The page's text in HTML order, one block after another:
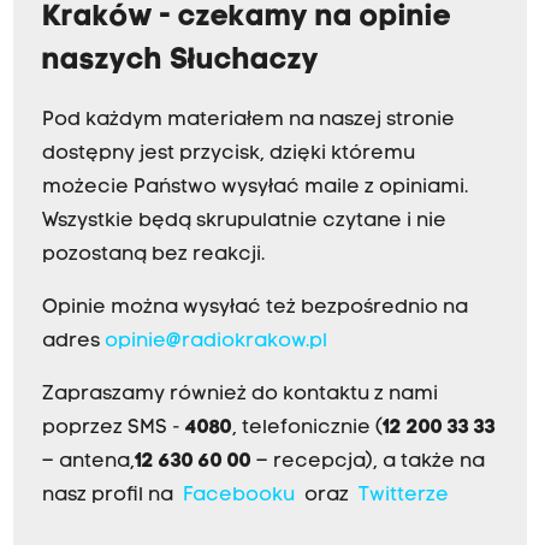
Kraków - czekamy na opinie
naszych Słuchaczy
Pod każdym materiałem na naszej stronie
dostępny jest przycisk, dzięki któremu
możecie Państwo wysyłać maile z opiniami.
Wszystkie będą skrupulatnie czytane i nie
pozostaną bez reakcji.
Opinie można wysyłać też bezpośrednio na
adres opinie@radiokrakow.pl
Zapraszamy również do kontaktu z nami
poprzez SMS - 4080, telefonicznie (12 200 33 33
– antena,12 630 60 00 – recepcja), a także na
nasz profil na
Facebookuoraz Twitterze